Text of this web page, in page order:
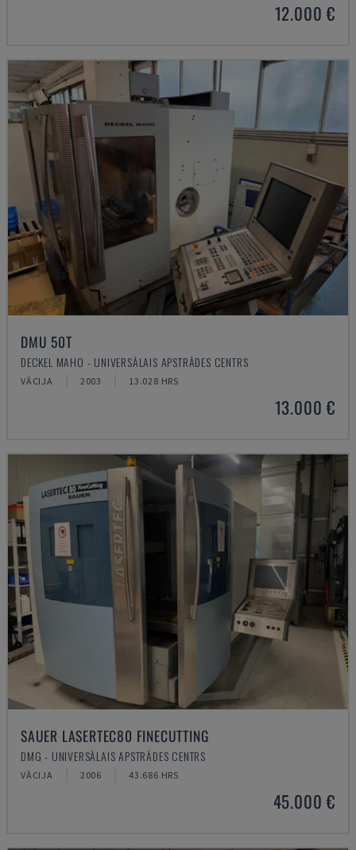
12.000 €
DMU 50T
DECKEL MAHO - UNIVERSĀLAIS APSTRĀDES CENTRS
VĀCIJA 2003 13.028 HRS
13.000 €
SAUER LASERTEC80 FINECUTTING
DMG - UNIVERSĀLAIS APSTRĀDES CENTRS
VĀCIJA 2006 43.686 HRS
45.000 €